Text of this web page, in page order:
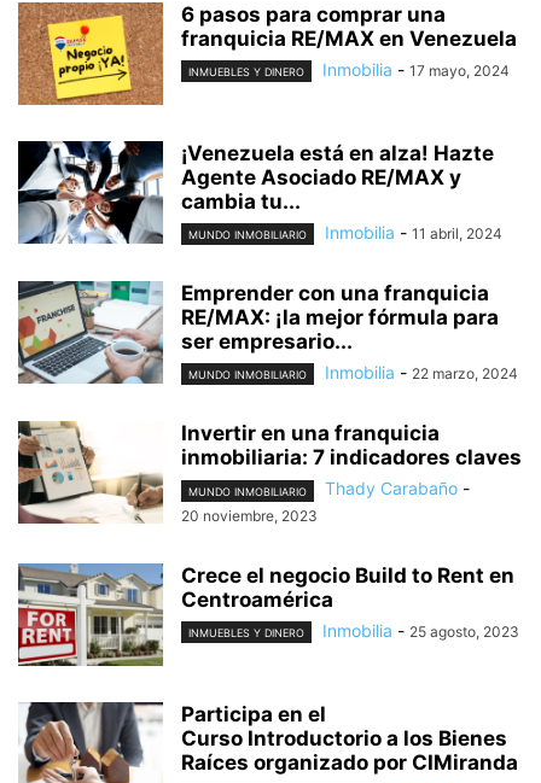
6 pasos para comprar una
franquicia RE/MAX en Venezuela
INMUEBLES Y DINERO Inmobilia - 17 mayo, 2024
¡Venezuela está en alza! Hazte
Agente Asociado RE/MAX y
cambia tu...
MUNDO INMOBILIARIO Inmobilia - 11 abril, 2024
Emprender con una franquicia
RE/MAX: ¡la mejor fórmula para
ser empresario...
MUNDO INMOBILIARIO Inmobilia - 22 marzo, 2024
Invertir en una franquicia
inmobiliaria: 7 indicadores claves
MUNDO INMOBILIARIO Thady Carabaño -
20 noviembre, 2023
Crece el negocio Build to Rent en
Centroamérica
INMUEBLES Y DINERO Inmobilia - 25 agosto, 2023
Participa en el
Curso Introductorio a los Bienes
Raíces organizado por CIMiranda